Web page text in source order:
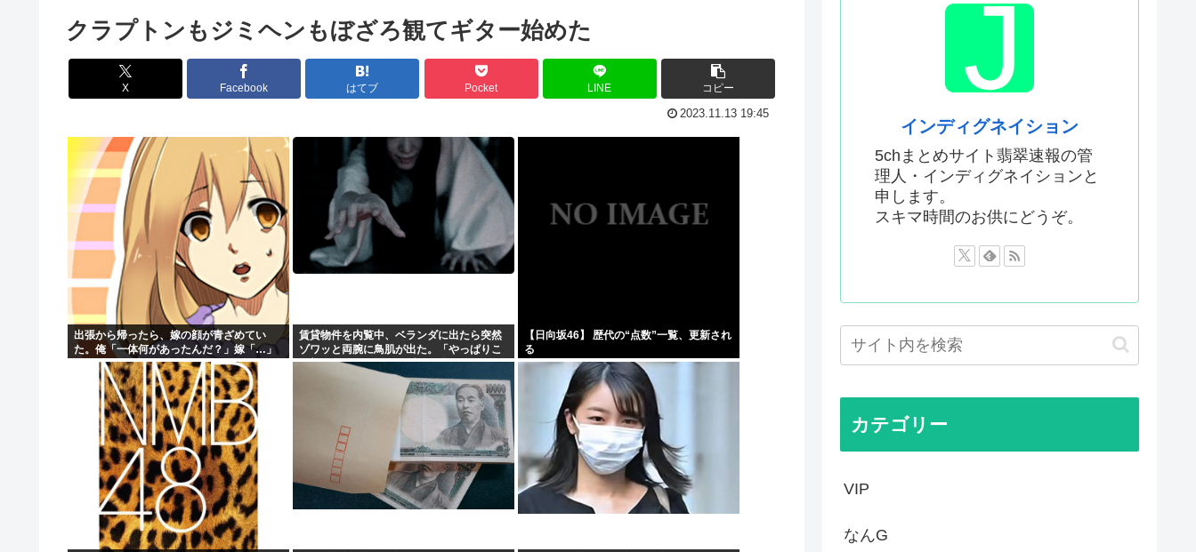
【悲報】17歳で無期懲役になった奴、怖いwww
【悲報】中国の強者女性「年齢のせいで誰も私と結婚してくれ...
【画像あり】弱男「あのっ…！よかったらホテル…」女「ぷっ...
中国メディア 中国製の「プレハブ住宅」に世界から注文が殺...
おっパブ行ってきた結果www
マーベルの新作格ゲー、俺ちゃんことデッドプール(CV子安...
共産党・志位氏「高市首相は非核三原則を今後堅持すると言わ...
【画像】愛知の半グレ、怖すぎる→御尊顔がこちら…
「小泉やめろ」核巡る防衛相発言を批判、横浜駅西口で市民ら...
40代の独身って休日はなにしてるの？
【画像】グラドルさんの『胸』、丸見えになってしまうwww
京大病院で医療ミス 脳腫瘍手術で「正常な組織」を誤って摘...
韓国人「大韓航空の熊本地震飲料水支援に対する日本人の反応...
【衝撃】 韓国人「170cmの日本人、40cmデカい相手...
お前らってなんでみぃ山ってなんでアニメ化の前と後で意見が...
ワンピースの「世界に5種しかない飛行能力」発言の謎が遂に...
米農家「60kg作って1万8000円…コストは2万以上…...
井口裕香さん、「ケツ鍛えるより演技力鍛えろよ」とアニメフ...
海外「日本なんて行くんじゃなかった…」 日本を知ってしま...
ちいかわ映画見てきたんやがバッドエンドすぎん？
熊本県民「俺たち逆らわねえだぁ！自民党様に従いますだぁ！...
お絵描きAIくん、読む本が決まらない、可愛い女の子も作れ...
お前らお盆の準備をしたか？国父安倍晋三が天国から帰ってく...
クラプトンもジミヘンもぼざろ観てギター始めた
X Facebook はてブ Pocket LINE コピー
2023.11.13 19:45
出張から帰ったら、嫁の顔が青ざめてい
た。俺「一体何があったんだ？」嫁「…」
→子供たちに話を聞くと…
賃貸物件を内覧中、ベランダに出たら突然
ゾワッと両腕に鳥肌が出た。「やっぱりこ
の部屋嫌だ」と思った瞬間、体が前にドン
ッと突き飛ばされて…
【日向坂46】 歴代の“点数”一覧、更新され
る
インディグネイション
5chまとめサイト翡翠速報の管
理人・インディグネイションと
申します。
スキマ時間のお供にどうぞ。
カテゴリー
VIP
なんG